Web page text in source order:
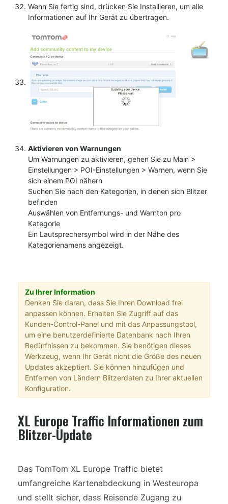
Wenn Sie fertig sind, drücken Sie Installieren, um alle
Informationen auf Ihr Gerät zu übertragen.
Aktivieren von Warnungen
Um Warnungen zu aktivieren, gehen Sie zu Main >
Einstellungen > POI-Einstellungen > Warnen, wenn Sie
sich einem POI nähern
Suchen Sie nach den Kategorien, in denen sich Blitzer
befinden
Auswählen von Entfernungs- und Warnton pro
Kategorie
Ein Lautsprechersymbol wird in der Nähe des
Kategorienamens angezeigt.
Zu Ihrer Information
Denken Sie daran, dass Sie Ihren Download frei
anpassen können. Erhalten Sie Zugriff auf das
Kunden-Control-Panel und mit das Anpassungstool,
um eine benutzerdefinierte Datenbank nach Ihren
Bedürfnissen zu bekommen. Sie benötigen dieses
Werkzeug, wenn Ihr Gerät nicht die Größe des neuen
Updates akzeptiert. Sie können hinzufügen und
Entfernen von Ländern Blitzerdaten zu Ihrer aktuellen
Konfiguration.
XL Europe Traffic Informationen zum
Blitzer-Update
Das TomTom XL Europe Traffic bietet
umfangreiche Kartenabdeckung in Westeuropa
und stellt sicher, dass Reisende Zugang zu